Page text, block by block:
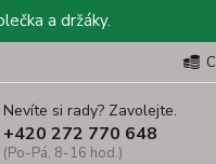
a držáky.
Nevíte si rady? Zavolejte.
+420 272 770 648
(Po-Pá, 8-16 hod.)